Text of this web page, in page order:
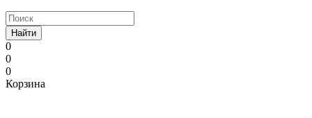
Найти
0
0
0
Корзина